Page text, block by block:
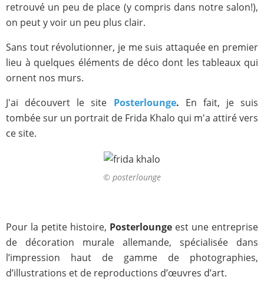
retrouvé un peu de place (y compris dans notre salon!),
on peut y voir un peu plus clair.
Sans tout révolutionner, je me suis attaquée en premier
lieu à quelques éléments de déco dont les tableaux qui
ornent nos murs.
J'ai découvert le site Posterlounge. En fait, je suis
tombée sur un portrait de Frida Khalo qui m'a attiré vers
ce site.
© posterlounge
Pour la petite histoire, Posterlounge est une entreprise
de décoration murale allemande, spécialisée dans
l’impression haut de gamme de photographies,
d’illustrations et de reproductions d’œuvres d’art.